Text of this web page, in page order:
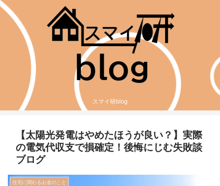
スマイ研blog
【太陽光発電はやめたほうが良い？】実際
の電気代収支で損確定！後悔にじむ失敗談
ブログ
住宅に関わるお金のこと